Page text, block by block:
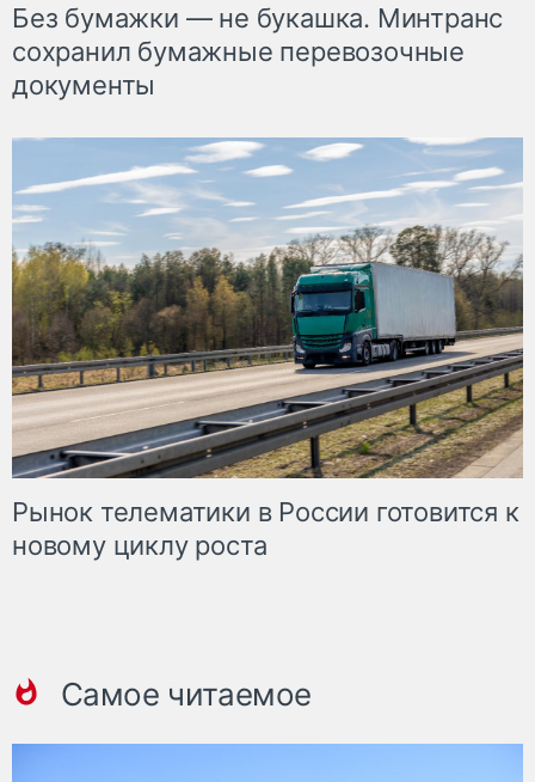
Без бумажки — не букашка. Минтранс
сохранил бумажные перевозочные
документы
Рынок телематики в России готовится к
новому циклу роста
Самое читаемое